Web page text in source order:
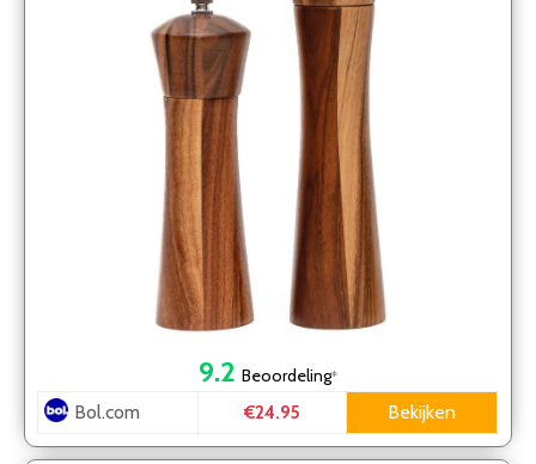
9.2 Beoordeling*
Bol.com €24.95 Bekijken